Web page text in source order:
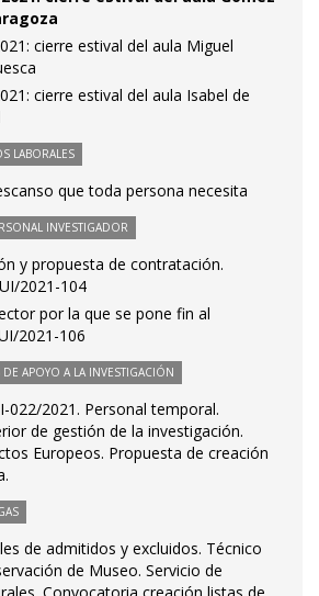
cierre estival del aula Miguel
cierre estival del aula Isabel de
LABORALES
que toda persona necesita
INVESTIGADOR
y propuesta de contratación.
2021-104
por la que se pone fin al
2021-106
APOYO A LA INVESTIGACIÓN
022/2021. Personal temporal.
de gestión de la investigación.
Europeos. Propuesta de creación
de admitidos y excluidos. Técnico
de Museo. Servicio de